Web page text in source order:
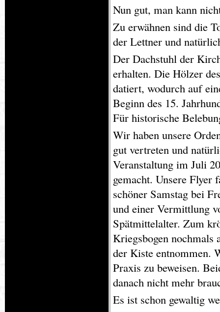
Nun gut, man kann
Zu erwähnen sind die
der Lettner und
Der Dachstuhl der
erhalten. Die Hölzer
datiert, wodurch auf
Beginn des 15.
Für historische
Wir haben unsere
gut vertreten und
Veranstaltung im Juli
gemacht. Unsere Flyer
schöner Samstag bei
und einer Vermittlung
Spätmittelalter. Zum
Kriegsbogen
der Kiste entnommen.
Praxis zu beweisen.
danach nicht mehr
Es ist schon gewaltig